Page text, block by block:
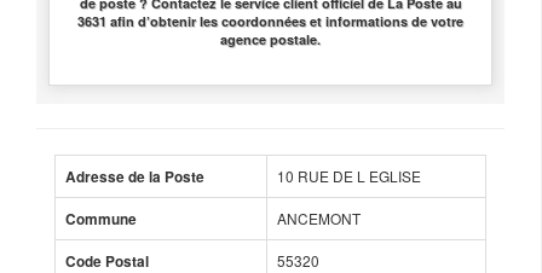
3631 afin d’obtenir les coordonnées et informations de votre
agence postale.
Adresse de la Poste 10 RUE DE L EGLISE
Commune ANCEMONT
Code Postal 55320